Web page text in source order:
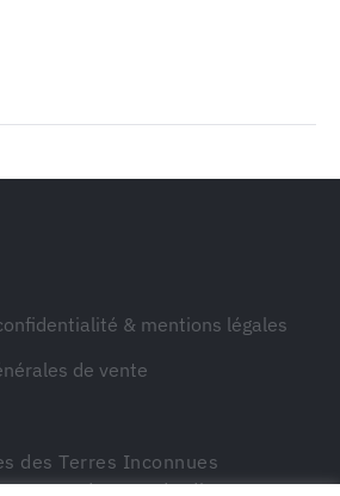
& mentions légales
de vente
des Terres Inconnues
route de Montdardier 30770